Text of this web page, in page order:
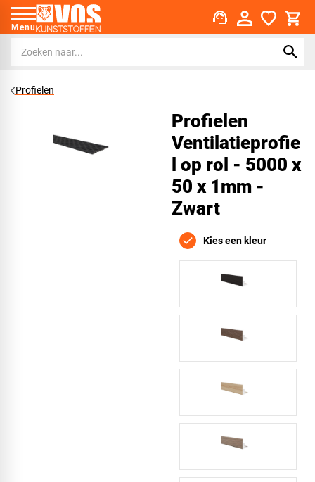
Menu support_agent
Profielen
Profielen
Ventilatieprofie
l op rol - 5000 x
50 x 1mm -
Zwart
Kies een kleur